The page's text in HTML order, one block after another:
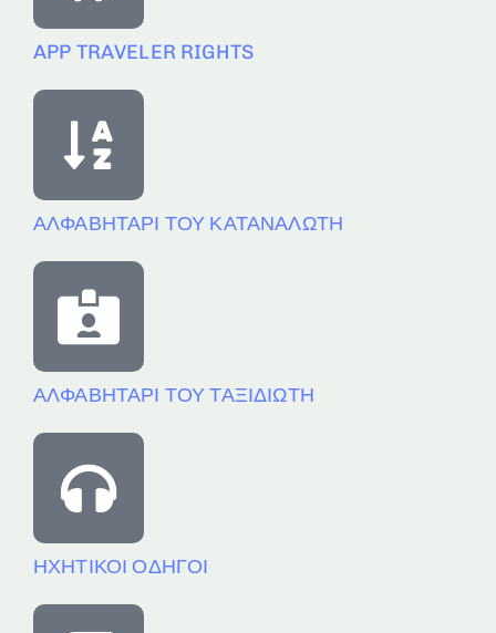
APP TRAVELER RIGHTS
ΑΛΦΑΒΗΤΑΡΙ ΤΟΥ ΚΑΤΑΝΑΛΩΤΗ
ΑΛΦΑΒΗΤΑΡΙ ΤΟΥ ΤΑΞΙΔΙΩΤΗ
ΗΧΗΤΙΚΟΙ ΟΔΗΓΟΙ